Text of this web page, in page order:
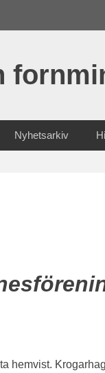
Nyhetsarkiv
hemvist.